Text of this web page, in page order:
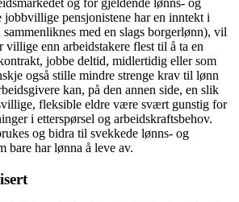
jobbvillige pensjonistene har en inntekt i
med en slags borgerlønn), vil
enn arbeidstakere flest til å ta en
jobbe deltid, midlertidig eller som
også stille mindre strenge krav til lønn
kan, på den annen side, en slik
fleksible eldre være svært gunstig for
i etterspørsel og arbeidskraftsbehov.
og bidra til svekkede lønns- og
bare har lønna å leve av.